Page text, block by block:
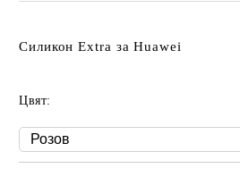
Силикон Extra за Huawei
Цвят: